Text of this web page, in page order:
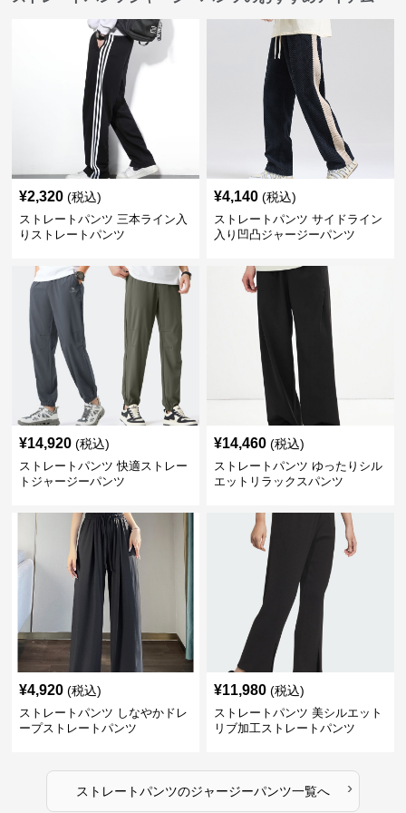
¥2,320 (税込)
ストレートパンツ 三本ライン入
りストレートパンツ
¥4,140 (税込)
ストレートパンツ サイドライン
入り凹凸ジャージーパンツ
¥14,920 (税込)
ストレートパンツ 快適ストレー
トジャージーパンツ
¥14,460 (税込)
ストレートパンツ ゆったりシル
エットリラックスパンツ
¥4,920 (税込)
ストレートパンツ しなやかドレ
ープストレートパンツ
¥11,980 (税込)
ストレートパンツ 美シルエット
リブ加工ストレートパンツ
ストレートパンツのジャージーパンツ一覧へ ›